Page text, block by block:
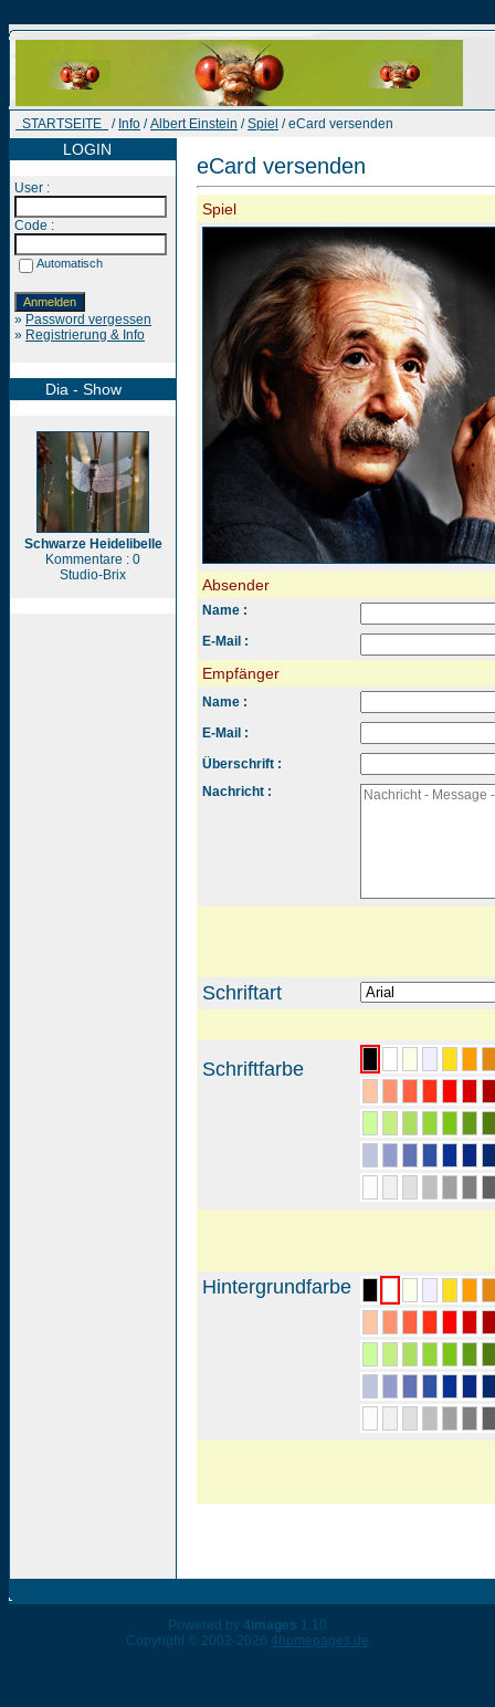
STARTSEITE / Info /Albert Einstein /Spiel / eCard versenden
LOGIN
User :
Code :
Automatisch
» Password vergessen
» Registrierung & Info
Dia - Show
Schwarze Heidelibelle
Kommentare : 0
Studio-Brix
eCard versenden
Spiel
Absender
Name :
E-Mail :
Empfänger
Name :
E-Mail :
Überschrift :
Nachricht :
Schriftart
Schriftfarbe
Hintergrundfarbe
Powered by 4images 1.10
Copyright © 2002-2026 4homepages.de